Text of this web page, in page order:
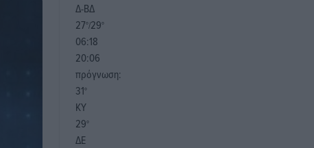
Δ-ΒΔ
27°/29°
06:18
20:06
πρόγνωση:
31°
ΚΥ
29°
ΔΕ